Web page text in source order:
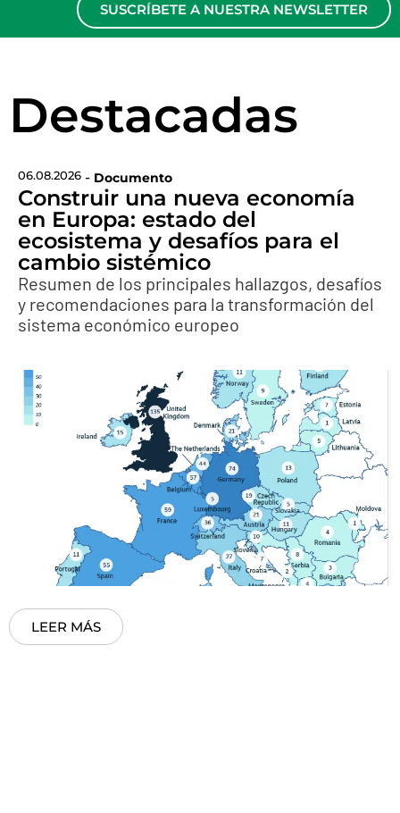
SUSCRÍBETE A NUESTRA NEWSLETTER
Destacadas
06.08.2026 - Documento
Construir una nueva economía
en Europa: estado del
ecosistema y desafíos para el
cambio sistémico
Resumen de los principales hallazgos, desafíos
y recomendaciones para la transformación del
sistema económico europeo
LEER MÁS